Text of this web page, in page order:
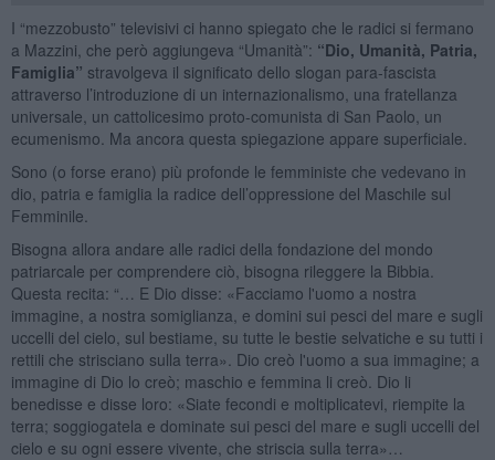
I “mezzobusto” televisivi ci hanno spiegato che le radici si fermano
a Mazzini, che però aggiungeva “Umanità”: “Dio, Umanità, Patria,
Famiglia” stravolgeva il significato dello slogan para-fascista
attraverso l’introduzione di un internazionalismo, una fratellanza
universale, un cattolicesimo proto-comunista di San Paolo, un
ecumenismo. Ma ancora questa spiegazione appare superficiale.
Sono (o forse erano) più profonde le femministe che vedevano in
dio, patria e famiglia la radice dell’oppressione del Maschile sul
Femminile.
Bisogna allora andare alle radici della fondazione del mondo
patriarcale per comprendere ciò, bisogna rileggere la Bibbia.
Questa recita: “… E Dio disse: «Facciamo l'uomo a nostra
immagine, a nostra somiglianza, e domini sui pesci del mare e sugli
uccelli del cielo, sul bestiame, su tutte le bestie selvatiche e su tutti i
rettili che strisciano sulla terra». Dio creò l'uomo a sua immagine; a
immagine di Dio lo creò; maschio e femmina li creò. Dio li
benedisse e disse loro: «Siate fecondi e moltiplicatevi, riempite la
terra; soggiogatela e dominate sui pesci del mare e sugli uccelli del
cielo e su ogni essere vivente, che striscia sulla terra»…